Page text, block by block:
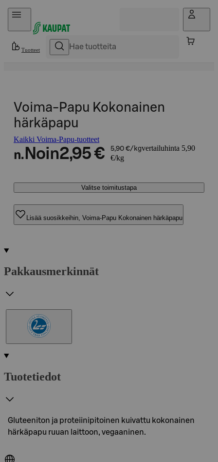
Hyppää sisältöön
Tuotteet
Voima-Papu Kokonainen
härkäpapu
Kaikki Voima-Papu-tuotteet
n. Noin2,95 € 5,90 €/kgvertailuhinta 5,90
€/kg
Valitse toimitustapa
Lisää suosikkeihin, Voima-Papu Kokonainen härkäpapu
Pakkausmerkinnät
Tuotetiedot
Gluteeniton ja proteiinipitoinen kuivattu kokonainen
härkäpapu ruuan laittoon, vegaaninen.